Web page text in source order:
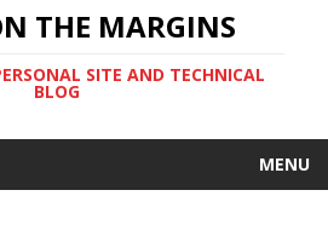
THE MARGINS
SITE AND TECHNICAL
BLOG
MENU